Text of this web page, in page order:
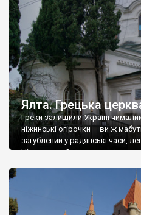
Ялта. Грецька
Греки залишили Україні
ніжинські огірочки – ви ж
загублений у радянські часи,
Ніжин греки?